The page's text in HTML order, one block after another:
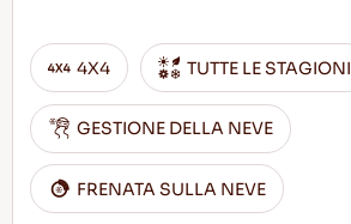
4X4 TUTTE LE STAGIONI
GESTIONE DELLA NEVE
FRENATA SULLA NEVE